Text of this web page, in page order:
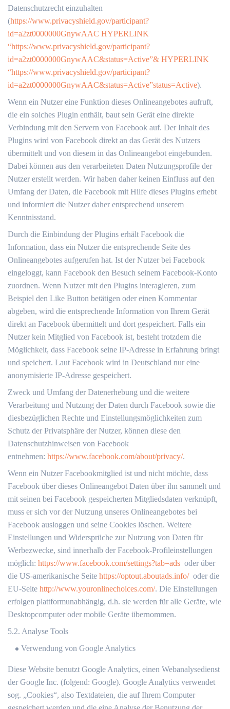
Datenschutzrecht einzuhalten
(https://www.privacyshield.gov/participant?
id=a2zt0000000GnywAAC HYPERLINK
“https://www.privacyshield.gov/participant?
id=a2zt0000000GnywAAC&status=Active”& HYPERLINK
“https://www.privacyshield.gov/participant?
id=a2zt0000000GnywAAC&status=Active”status=Active).
Wenn ein Nutzer eine Funktion dieses Onlineangebotes aufruft,
die ein solches Plugin enthält, baut sein Gerät eine direkte
Verbindung mit den Servern von Facebook auf. Der Inhalt des
Plugins wird von Facebook direkt an das Gerät des Nutzers
übermittelt und von diesem in das Onlineangebot eingebunden.
Dabei können aus den verarbeiteten Daten Nutzungsprofile der
Nutzer erstellt werden. Wir haben daher keinen Einfluss auf den
Umfang der Daten, die Facebook mit Hilfe dieses Plugins erhebt
und informiert die Nutzer daher entsprechend unserem
Kenntnisstand.
Durch die Einbindung der Plugins erhält Facebook die
Information, dass ein Nutzer die entsprechende Seite des
Onlineangebotes aufgerufen hat. Ist der Nutzer bei Facebook
eingeloggt, kann Facebook den Besuch seinem Facebook-Konto
zuordnen. Wenn Nutzer mit den Plugins interagieren, zum
Beispiel den Like Button betätigen oder einen Kommentar
abgeben, wird die entsprechende Information von Ihrem Gerät
direkt an Facebook übermittelt und dort gespeichert. Falls ein
Nutzer kein Mitglied von Facebook ist, besteht trotzdem die
Möglichkeit, dass Facebook seine IP-Adresse in Erfahrung bringt
und speichert. Laut Facebook wird in Deutschland nur eine
anonymisierte IP-Adresse gespeichert.
Zweck und Umfang der Datenerhebung und die weitere
Verarbeitung und Nutzung der Daten durch Facebook sowie die
diesbezüglichen Rechte und Einstellungsmöglichkeiten zum
Schutz der Privatsphäre der Nutzer, können diese den
Datenschutzhinweisen von Facebook
entnehmen: https://www.facebook.com/about/privacy/.
Wenn ein Nutzer Facebookmitglied ist und nicht möchte, dass
Facebook über dieses Onlineangebot Daten über ihn sammelt und
mit seinen bei Facebook gespeicherten Mitgliedsdaten verknüpft,
muss er sich vor der Nutzung unseres Onlineangebotes bei
Facebook ausloggen und seine Cookies löschen. Weitere
Einstellungen und Widersprüche zur Nutzung von Daten für
Werbezwecke, sind innerhalb der Facebook-Profileinstellungen
möglich: https://www.facebook.com/settings?tab=ads oder über
die US-amerikanische Seite https://optout.aboutads.info/oder die
EU-Seite http://www.youronlinechoices.com/. Die Einstellungen
erfolgen plattformunabhängig, d.h. sie werden für alle Geräte, wie
Desktopcomputer oder mobile Geräte übernommen.
5.2. Analyse Tools
Verwendung von Google Analytics
Diese Website benutzt Google Analytics, einen Webanalysedienst
der Google Inc. (folgend: Google). Google Analytics verwendet
sog. „Cookies“, also Textdateien, die auf Ihrem Computer